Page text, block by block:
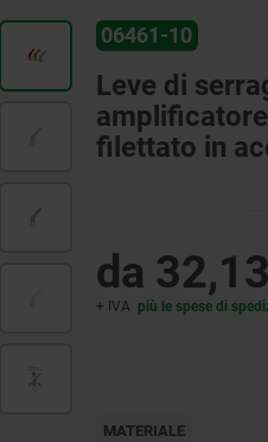
06461-10
Leve di
filettato in
da
+ IVA più le spese di
MATERIALE